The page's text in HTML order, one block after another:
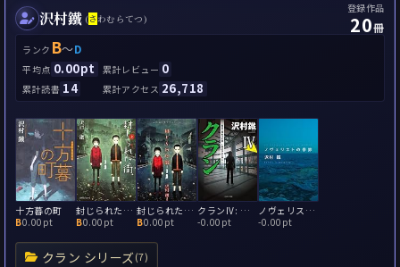
沢村鐵 (さ わむらてつ)
登録作品
20冊
ランク B～D
平均点 0.00pt 累計レビュー 0
累計読書 14 累計アクセス 26,718
クラン シリーズ(7)
十方暮の町
B0.00pt
封じられた街 薄氷（うすらい）のディープシャドウ
B0.00pt
封じられた街 北風のポリフォニー
B0.00pt
クランIV: 警視庁機動分析課・上郷奈津実の執心
-0.00pt
ノヴェリストの季節
-0.00pt